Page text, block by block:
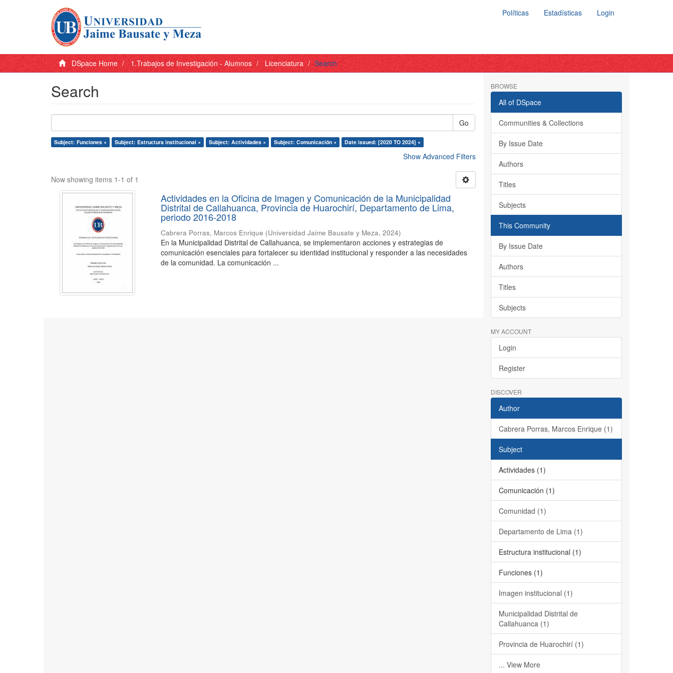
Políticas Estadísticas Login
DSpace Home 1.Trabajos de Investigación - Alumnos Licenciatura Search
Search
Go
Subject: Funciones × Subject: Estructura institucional × Subject: Actividades × Subject: Comunicación × Date issued: [2020 TO 2024] ×
Show Advanced Filters
Now showing items 1-1 of 1
Actividades en la Oficina de Imagen y Comunicación de la Municipalidad
Distrital de Callahuanca, Provincia de Huarochirí, Departamento de Lima,
periodo 2016-2018
Cabrera Porras, Marcos Enrique (Universidad Jaime Bausate y Meza,2024)
En la Municipalidad Distrital de Callahuanca, se implementaron acciones y estrategias de
comunicación esenciales para fortalecer su identidad institucional y responder a las necesidades
de la comunidad. La comunicación ...
BROWSE
All of DSpace
Communities & Collections
By Issue Date
Authors
Titles
Subjects
This Community
By Issue Date
Authors
Titles
Subjects
MY ACCOUNT
Login
Register
DISCOVER
Author
Cabrera Porras, Marcos Enrique (1)
Subject
Actividades (1)
Comunicación (1)
Comunidad (1)
Departamento de Lima (1)
Estructura institucional (1)
Funciones (1)
Imagen institucional (1)
Municipalidad Distrital de
Callahuanca (1)
Provincia de Huarochirí (1)
... View More